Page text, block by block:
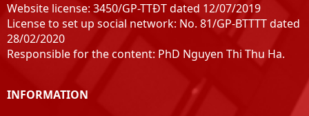
Website license: 3450/GP-TTĐT dated 12/07/2019
License to set up social network: No. 81/GP-BTTTT dated
28/02/2020
Responsible for the content: PhD Nguyen Thi Thu Ha.
INFORMATION